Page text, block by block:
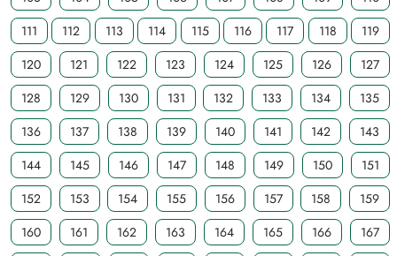
111
112 113 114 115 116 117 118
119
120
121 122 123 124 125 126
127
128
129 130 131 132 133 134
135
136
137 138 139 140 141 142
143
144
145 146 147 148 149 150
151
152
153 154 155 156 157 158
159
160
161 162 163 164 165 166
167